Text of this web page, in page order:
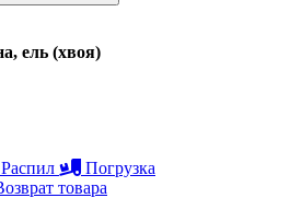
ель (хвоя)
Распил
Погрузка
товара